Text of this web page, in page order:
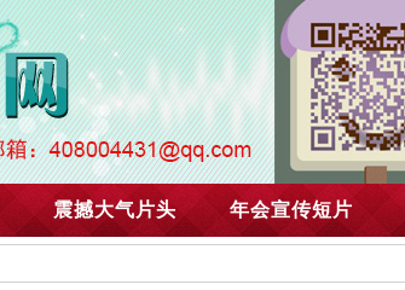
震撼大气片头 年会宣传短片